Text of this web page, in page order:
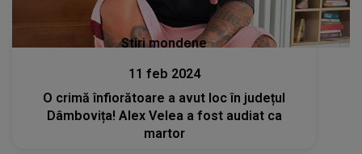
Stiri mondene
11 feb 2024
O crimă înfiorătoare a avut loc în județul
Dâmbovița! Alex Velea a fost audiat ca
martor